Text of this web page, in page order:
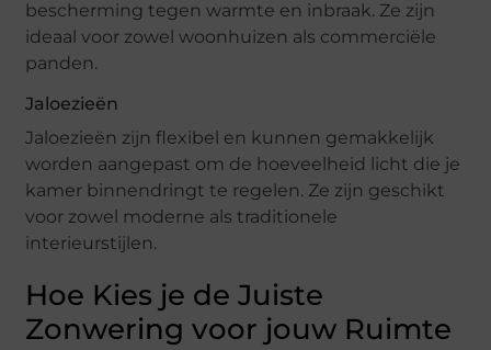
bescherming tegen warmte en inbraak. Ze zijn
ideaal voor zowel woonhuizen als commerciële
panden.
Jaloezieën
Jaloezieën zijn flexibel en kunnen gemakkelijk
worden aangepast om de hoeveelheid licht die je
kamer binnendringt te regelen. Ze zijn geschikt
voor zowel moderne als traditionele
interieurstijlen.
Hoe Kies je de Juiste
Zonwering voor jouw Ruimte